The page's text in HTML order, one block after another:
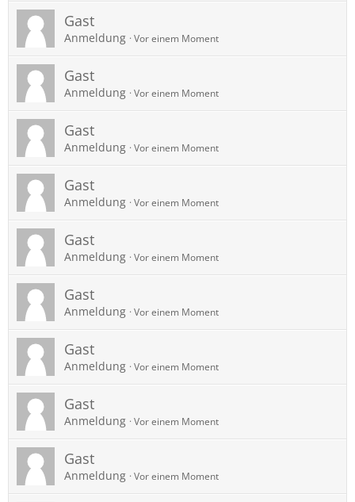
Gast
Anmeldung Vor einem Moment
Gast
Anmeldung Vor einem Moment
Gast
Anmeldung Vor einem Moment
Gast
Anmeldung Vor einem Moment
Gast
Anmeldung Vor einem Moment
Gast
Anmeldung Vor einem Moment
Gast
Anmeldung Vor einem Moment
Gast
Anmeldung Vor einem Moment
Gast
Anmeldung Vor einem Moment